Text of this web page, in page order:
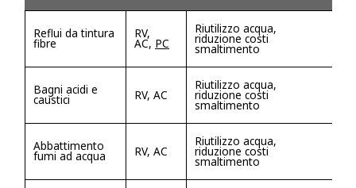
Reflui da tintura
fibre
RV,
AC, PC
Riutilizzo acqua,
riduzione costi
smaltimento
Bagni acidi e
caustici RV, AC
Riutilizzo acqua,
riduzione costi
smaltimento
Abbattimento
fumi ad acqua RV, AC
Riutilizzo acqua,
riduzione costi
smaltimento